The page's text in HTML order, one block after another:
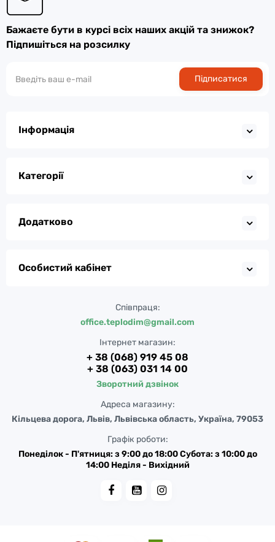
Бажаєте бути в курсі всіх наших акцій та знижок?
Підпишіться на розсилку
Підписатися
Інформація
Категорії
Додатково
Особистий кабінет
Співпраця:
office.teplodim@gmail.com
Інтернет магазин:
+ 38 (068) 919 45 08
+ 38 (063) 031 14 00
Зворотний дзвінок
Адреса магазину:
Кільцева дорога, Львів, Львівська область, Україна, 79053
Графік роботи:
Понеділок - П'ятниця: з 9:00 до 18:00 Субота: з 10:00 до
14:00 Неділя - Вихідний